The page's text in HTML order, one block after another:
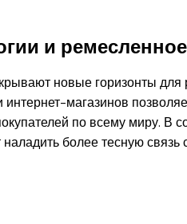
и
новые горизонты для
магазинов
по всему миру. В
более тесную